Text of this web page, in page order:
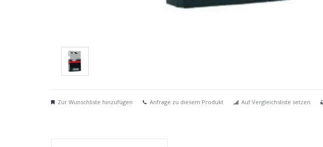
Zur Wunschliste hinzufügen Anfrage zu diesem Produkt Auf Vergleichsliste setzen